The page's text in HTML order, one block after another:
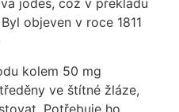
objeven v roce 1811
kolem 50 mg
ve štítné žláze,